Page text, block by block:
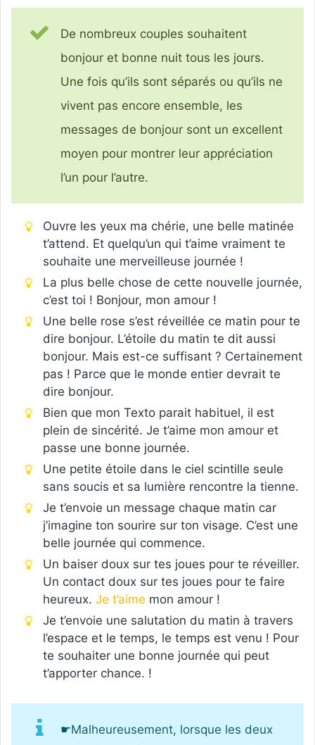
De nombreux couples souhaitent
bonjour et bonne nuit tous les jours.
Une fois qu’ils sont séparés ou qu’ils ne
vivent pas encore ensemble, les
messages de bonjour sont un excellent
moyen pour montrer leur appréciation
l’un pour l’autre.
Ouvre les yeux ma chérie, une belle matinée
t’attend. Et quelqu’un qui t’aime vraiment te
souhaite une merveilleuse journée !
La plus belle chose de cette nouvelle journée,
c’est toi ! Bonjour, mon amour !
Une belle rose s’est réveillée ce matin pour te
dire bonjour. L’étoile du matin te dit aussi
bonjour. Mais est-ce suffisant ? Certainement
pas ! Parce que le monde entier devrait te
dire bonjour.
Bien que mon Texto parait habituel, il est
plein de sincérité. Je t’aime mon amour et
passe une bonne journée.
Une petite étoile dans le ciel scintille seule
sans soucis et sa lumière rencontre la tienne.
Je t’envoie un message chaque matin car
j’imagine ton sourire sur ton visage. C’est une
belle journée qui commence.
Un baiser doux sur tes joues pour te réveiller.
Un contact doux sur tes joues pour te faire
heureux. Je t’aime mon amour !
Je t’envoie une salutation du matin à travers
l’espace et le temps, le temps est venu ! Pour
te souhaiter une bonne journée qui peut
t’apporter chance. !
☛Malheureusement, lorsque les deux